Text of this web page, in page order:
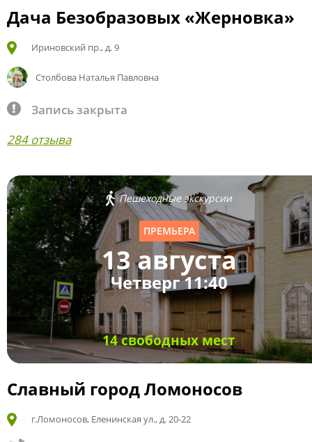
Дача Безобразовых «Жерновка»
Ириновский пр., д. 9
Столбова Наталья Павловна
Запись закрыта
284 отзыва
Пешеходные экскурсии
ПРЕМЬЕРА
13 августа
Четверг 11:40
14 свободных мест
Славный город Ломоносов
г.Ломоносов, Еленинская ул., д. 20-22